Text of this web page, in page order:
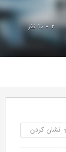
۲ - ۱۰ نفر
نشان کردن